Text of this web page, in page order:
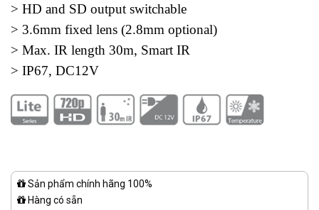
> HD and SD output switchable
> 3.6mm fixed lens (2.8mm optional)
> Max. IR length 30m, Smart IR
> IP67, DC12V
Sản phẩm chính hãng 100%
Hàng có sẵn